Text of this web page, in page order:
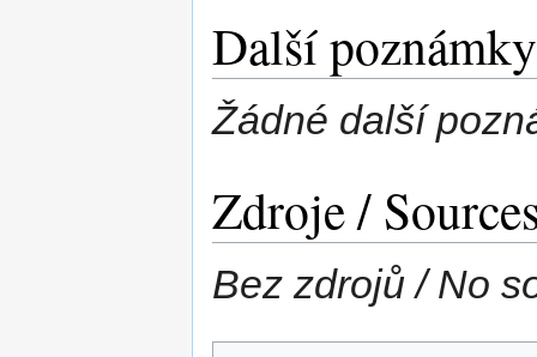
Další
Žádné další
Zdroje /
Bez zdrojů / No